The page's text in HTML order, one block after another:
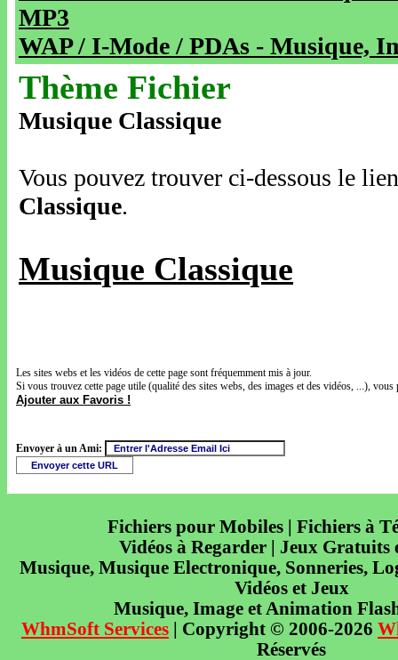
MP3
WAP / I-Mode / PDAs - Musique,
Thème Fichier
Musique Classique
Vous pouvez trouver ci-dessous le
Classique.
Musique Classique
Les sites webs et les vidéos de cette page sont fréquemment mis à jour.
Si vous trouvez cette page utile (qualité des sites webs, des images et des vidéos, ...),
Ajouter aux Favoris !
Envoyer à un Ami:
Fichiers pour Mobiles | Fichiers à
Vidéos à Regarder | Jeux Gratuits
Musique, Musique Electronique, Sonneries,
Vidéos et Jeux
Musique, Image et Animation
WhmSoft Services | Copyright © 2006-2026
Réservés